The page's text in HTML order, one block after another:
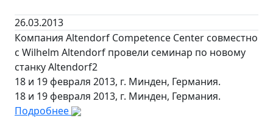
26.03.2013
Компания Altendorf Competence Center совместно
с Wilhelm Altendorf провели семинар по новому
станку Altendorf2
18 и 19 февраля 2013, г. Минден, Германия.
18 и 19 февраля 2013, г. Минден, Германия.
Подробнее